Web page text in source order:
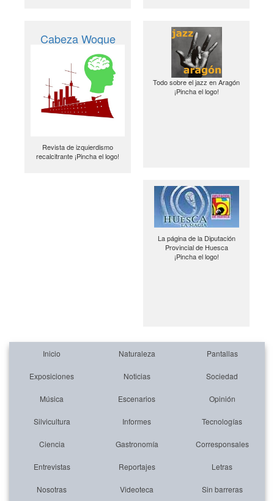
Cabeza Woque
Revista de izquierdismo
recalcitrante ¡Pincha el logo!
Todo sobre el jazz en Aragón
¡Pincha el logo!
La página de la Diputación
Provincial de Huesca
¡Pincha el logo!
Inicio Naturaleza Pantallas
Exposiciones Noticias Sociedad
Música Escenarios Opinión
Silvicultura Informes Tecnologías
Ciencia Gastronomía Corresponsales
Entrevistas Reportajes Letras
Nosotras Videoteca Sin barreras